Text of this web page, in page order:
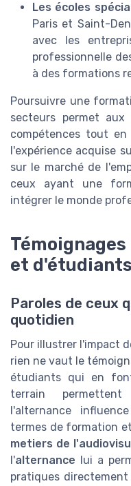
Les écoles
Paris et Saint-
avec les
professionnelle
à des formations
Poursuivre une
secteurs permet
compétences tout
l'expérience acquise
sur le marché de
ceux ayant une
intégrer le monde
et d'étudiants
Paroles de ceux
quotidien
Pour illustrer l'impact
rien ne vaut le
étudiants qui en
terrain
l'alternance
termes de formation
metiers de
l'alternance lui a
pratiques